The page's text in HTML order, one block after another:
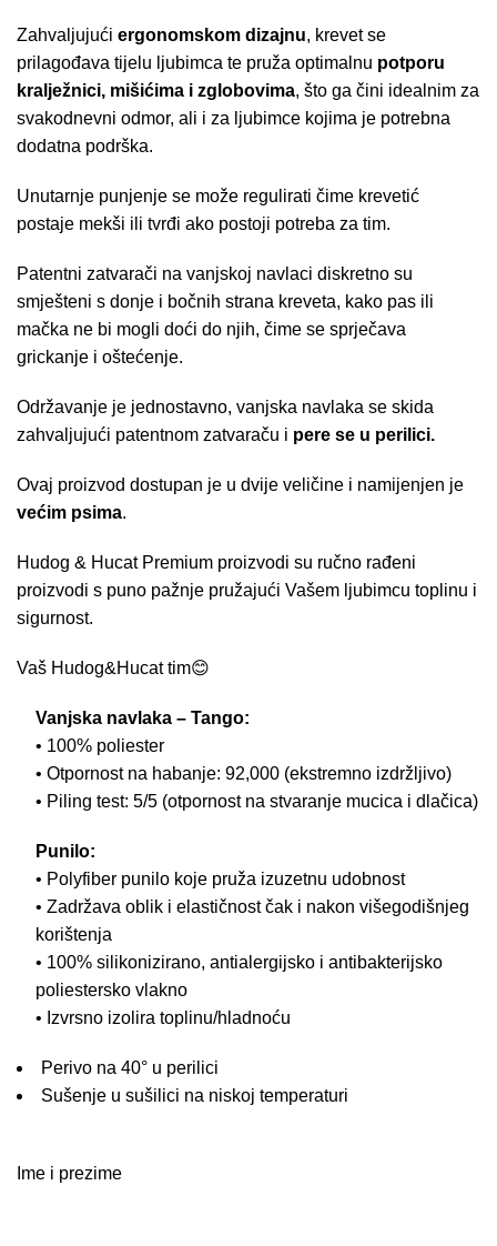
Zahvaljujući ergonomskom dizajnu, krevet se
prilagođava tijelu ljubimca te pruža optimalnu potporu
kralježnici, mišićima i zglobovima, što ga čini idealnim za
svakodnevni odmor, ali i za ljubimce kojima je potrebna
dodatna podrška.
Unutarnje punjenje se može regulirati čime krevetić
postaje mekši ili tvrđi ako postoji potreba za tim.
Patentni zatvarači na vanjskoj navlaci diskretno su
smješteni s donje i bočnih strana kreveta, kako pas ili
mačka ne bi mogli doći do njih, čime se sprječava
grickanje i oštećenje.
Održavanje je jednostavno, vanjska navlaka se skida
zahvaljujući patentnom zatvaraču i pere se u perilici.
Ovaj proizvod dostupan je u dvije veličine i namijenjen je
većim psima.
Hudog & Hucat Premium proizvodi su ručno rađeni
proizvodi s puno pažnje pružajući Vašem ljubimcu toplinu i
sigurnost.
Vaš Hudog&Hucat tim😊
Vanjska navlaka – Tango:
• 100% poliester
• Otpornost na habanje: 92,000 (ekstremno izdržljivo)
• Piling test: 5/5 (otpornost na stvaranje mucica i dlačica)
Punilo:
• Polyfiber punilo koje pruža izuzetnu udobnost
• Zadržava oblik i elastičnost čak i nakon višegodišnjeg
korištenja
• 100% silikonizirano, antialergijsko i antibakterijsko
poliestersko vlakno
• Izvrsno izolira toplinu/hladnoću
Perivo na 40° u perilici
Sušenje u sušilici na niskoj temperaturi
Ime i prezime